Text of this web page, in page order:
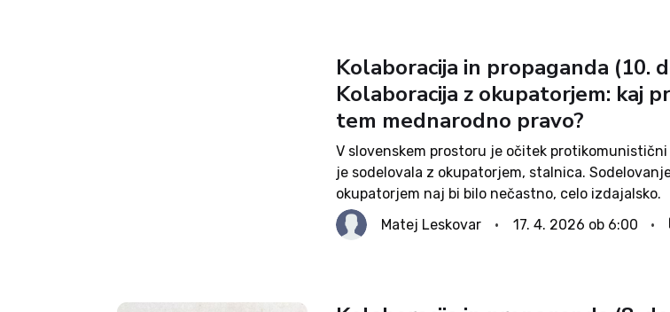
Kolaboracija in propaganda (10.
Kolaboracija z okupatorjem: kaj
tem mednarodno pravo?
V slovenskem prostoru je očitek
je sodelovala z okupatorjem, stalnica.
okupatorjem naj bi bilo nečastno, celo izdajalsko.
Označevanje protikomunističnega dela naroda z
v javnem govoru sloni na prvih dokumentih OF, s
Matej Leskovar 17. 4. 2026 ob 6:00